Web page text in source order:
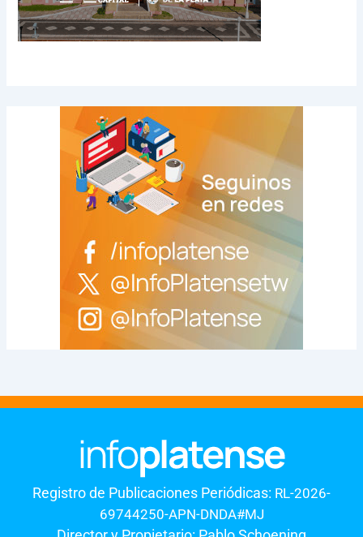
Registro de Publicaciones Periódicas: RL-2026-
69744250-APN-DNDA#MJ